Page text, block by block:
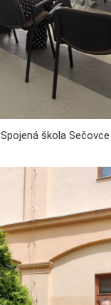
Spojená škola Sečovce